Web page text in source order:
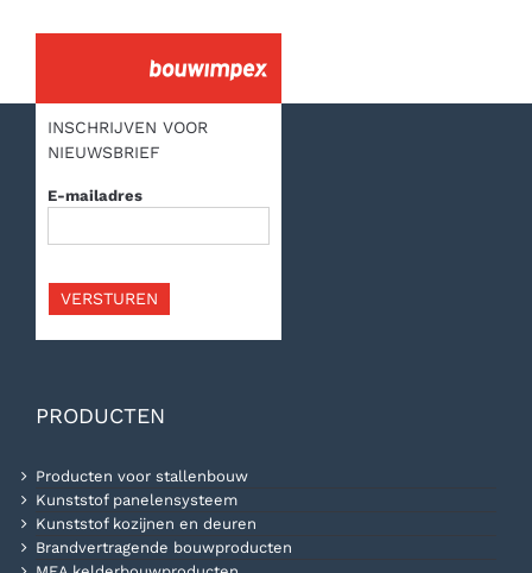
INSCHRIJVEN VOOR
NIEUWSBRIEF
E-mailadres
VERSTUREN
PRODUCTEN
Producten voor stallenbouw
Kunststof panelensysteem
Kunststof kozijnen en deuren
Brandvertragende bouwproducten